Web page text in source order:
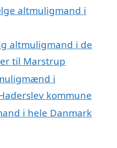
altmuligmand i
altmuligmand i de
til Marstrup
i
kommune
i hele Danmark